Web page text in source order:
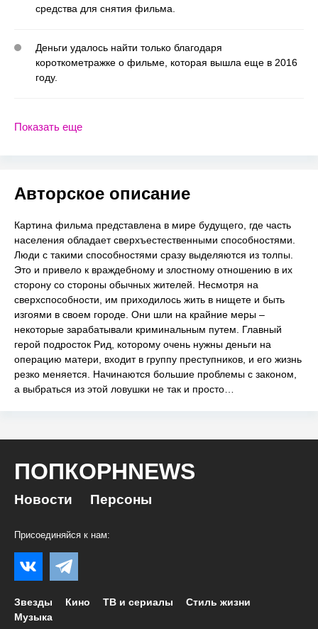
средства для снятия фильма.
Деньги удалось найти только благодаря
короткометражке о фильме, которая вышла еще в 2016
году.
Показать еще
Авторское описание
Картина фильма представлена в мире будущего, где часть
населения обладает сверхъестественными способностями.
Люди с такими способностями сразу выделяются из толпы.
Это и привело к враждебному и злостному отношению в их
сторону со стороны обычных жителей. Несмотря на
сверхспособности, им приходилось жить в нищете и быть
изгоями в своем городе. Они шли на крайние меры –
некоторые зарабатывали криминальным путем. Главный
герой подросток Рид, которому очень нужны деньги на
операцию матери, входит в группу преступников, и его жизнь
резко меняется. Начинаются большие проблемы с законом,
а выбраться из этой ловушки не так и просто…
ПОПКОРНNEWS
Новости Персоны
Присоединяйся к нам:
Звезды Кино ТВ и сериалы
Стиль жизни
Музыка